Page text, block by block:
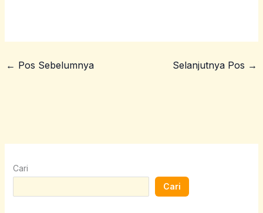
← Pos Sebelumnya Selanjutnya Pos →
Cari
Cari